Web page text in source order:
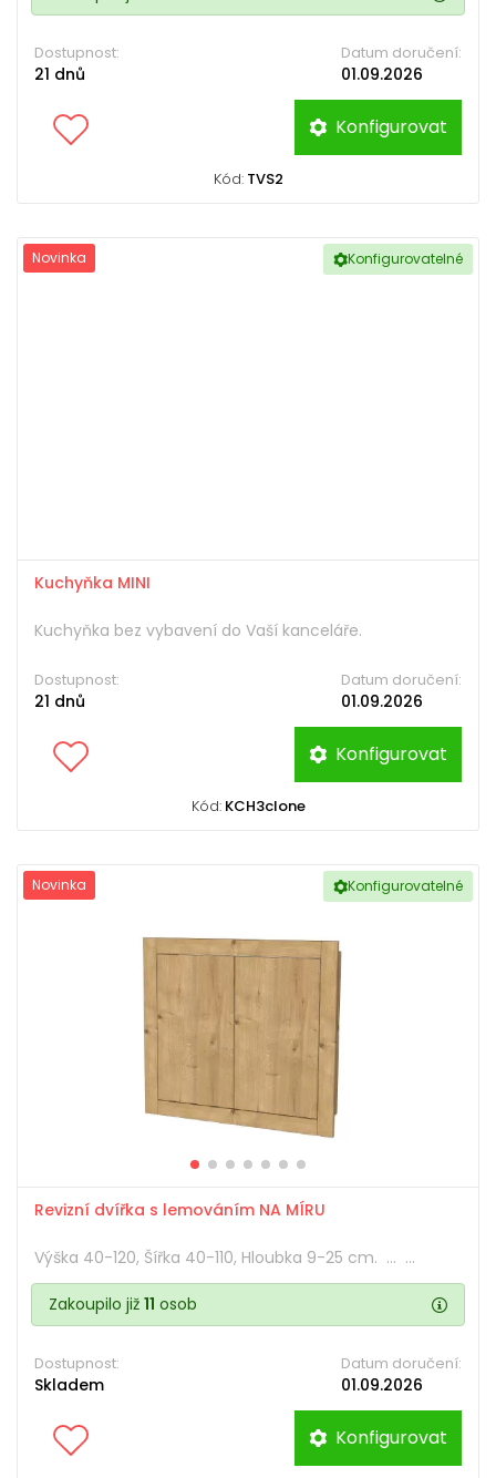
Dostupnost:
21 dnů
Datum doručení:
01.09.2026
Konfigurovat
Kód: TVS2
Konfigurovatelné
Novinka
Kuchyňka MINI
Kuchyňka bez vybavení do Vaší kanceláře.
Dostupnost:
21 dnů
Datum doručení:
01.09.2026
Konfigurovat
Kód: KCH3clone
Konfigurovatelné
Novinka
Revizní dvířka s lemováním NA MÍRU
Výška 40-120, Šířka 40-110, Hloubka 9-25 cm. ... ...
Zakoupilo již 11 osob
Dostupnost:
Skladem
Datum doručení:
01.09.2026
Konfigurovat